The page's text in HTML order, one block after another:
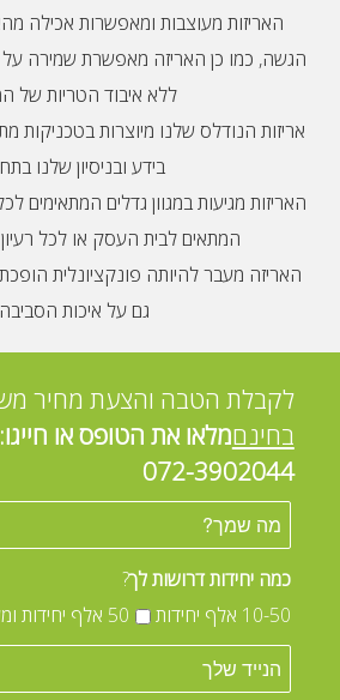
האריזות מעוצבות ומאפשרות אכילה
הגשה, כמו כן האריזה מאפשרת שמירה
ללא איבוד הטריות של
אריזות הנודלס שלנו מיוצרות בטכניקות
בידע ובניסיון שלנו
האריזות מגיעות במגוון גדלים המתאימים
המתאים לבית העסק או לכל
האריזה מעבר להיותה פונקציונלית
גם על איכות
לקבלת הטבה והצעת מחיר
בחינםמלאו את הטופס או חייגו:
072-3902044
כמה יחידות דרושות לך?
10-50 אלף יחידות
50 אלף יחידות ומעלה